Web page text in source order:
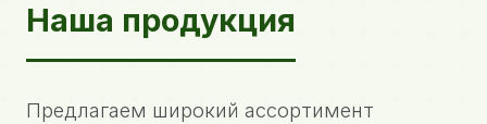
Наша продукция
Предлагаем широкий ассортимент